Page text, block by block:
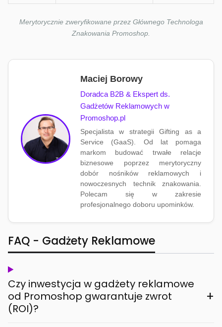
Merytorycznie zweryfikowane przez Głównego Technologa
Znakowania Promoshop.
Maciej Borowy
Doradca B2B & Ekspert ds.
Gadżetów Reklamowych w
Promoshop.pl
Specjalista w strategii Gifting as a
Service (GaaS). Od lat pomaga
markom budować trwałe relacje
biznesowe poprzez merytoryczny
dobór nośników reklamowych i
nowoczesnych technik znakowania.
Polecam się w zakresie
profesjonalnego doboru upominków.
FAQ - Gadżety Reklamowe
Czy inwestycja w gadżety reklamowe
od Promoshop gwarantuje zwrot
(ROI)?
+